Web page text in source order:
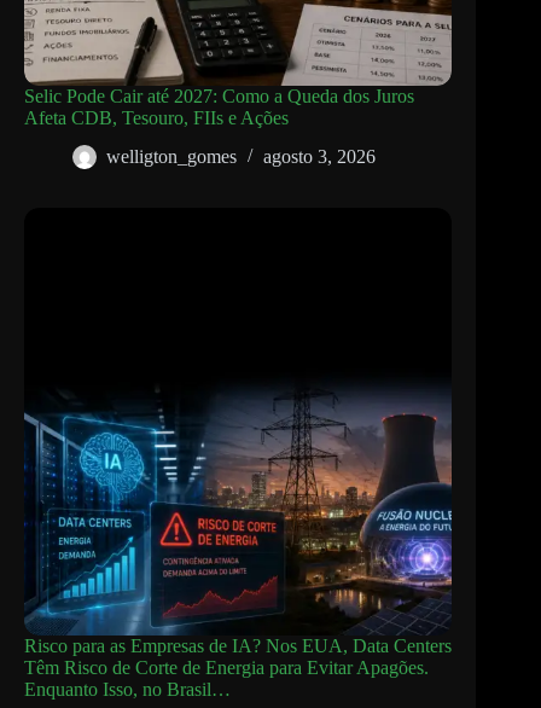
Selic Pode Cair até 2027: Como a Queda dos Juros
Afeta CDB, Tesouro, FIIs e Ações
welligton_gomes
agosto 3, 2026
Risco para as Empresas de IA? Nos EUA, Data Centers
Têm Risco de Corte de Energia para Evitar Apagões.
Enquanto Isso, no Brasil…